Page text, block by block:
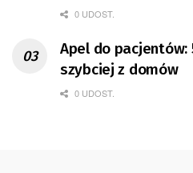
0 UDOST.
Apel do
szybciej z domów
0 UDOST.